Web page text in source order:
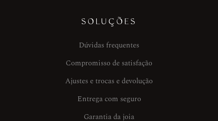
SOLUÇÕES
Dúvidas frequentes
Compromisso de satisfação
Ajustes e trocas e devolução
Entrega com seguro
Garantia da joia